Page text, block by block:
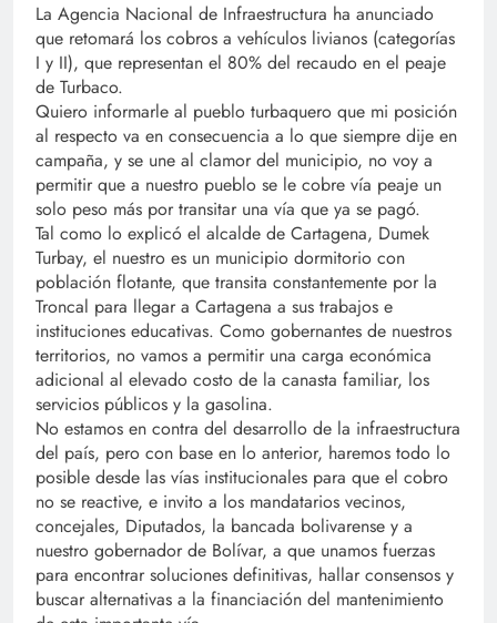
La Agencia Nacional de Infraestructura ha anunciado
que retomará los cobros a vehículos livianos (categorías
I y II), que representan el 80% del recaudo en el peaje
de Turbaco.
Quiero informarle al pueblo turbaquero que mi posición
al respecto va en consecuencia a lo que siempre dije en
campaña, y se une al clamor del municipio, no voy a
permitir que a nuestro pueblo se le cobre vía peaje un
solo peso más por transitar una vía que ya se pagó.
Tal como lo explicó el alcalde de Cartagena, Dumek
Turbay, el nuestro es un municipio dormitorio con
población flotante, que transita constantemente por la
Troncal para llegar a Cartagena a sus trabajos e
instituciones educativas. Como gobernantes de nuestros
territorios, no vamos a permitir una carga económica
adicional al elevado costo de la canasta familiar, los
servicios públicos y la gasolina.
No estamos en contra del desarrollo de la infraestructura
del país, pero con base en lo anterior, haremos todo lo
posible desde las vías institucionales para que el cobro
no se reactive, e invito a los mandatarios vecinos,
concejales, Diputados, la bancada bolivarense y a
nuestro gobernador de Bolívar, a que unamos fuerzas
para encontrar soluciones definitivas, hallar consensos y
buscar alternativas a la financiación del mantenimiento